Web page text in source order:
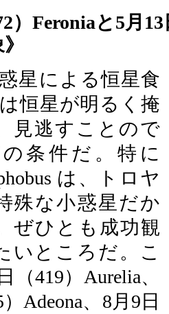
）Feroniaと5月
星による恒星食
恒星が明るく掩
見逃すことので
条件だ。特に
は、トロヤ
殊な小惑星だか
ぜひとも成功観
いところだ。こ
（419）Aurelia、
Adeona、8月9日